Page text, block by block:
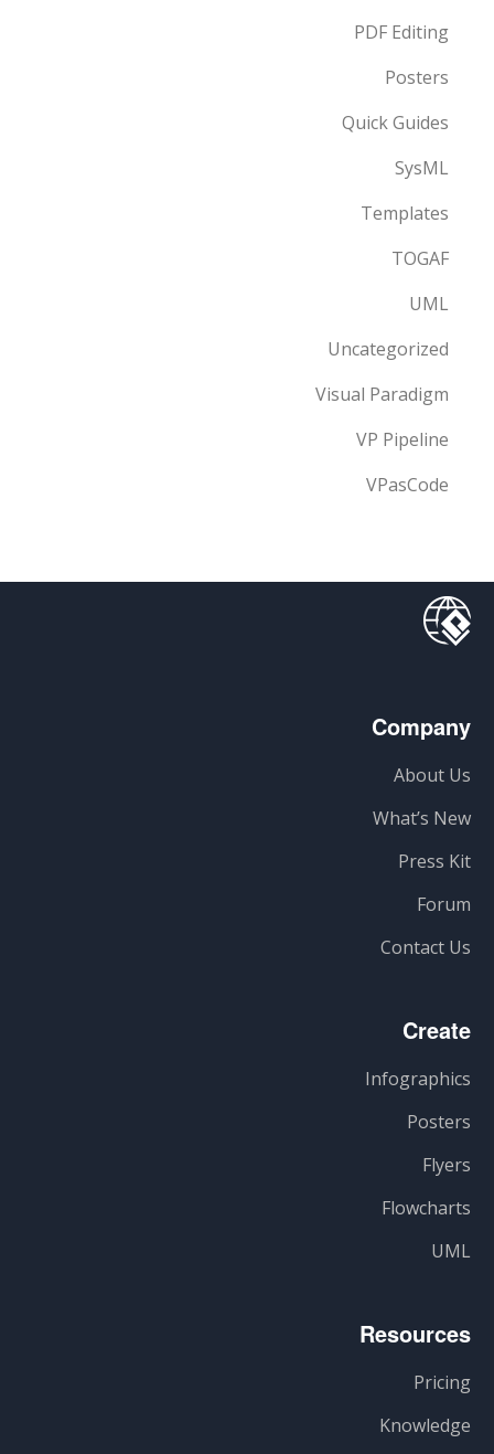
PDF Editing
Posters
Quick Guides
SysML
Templates
TOGAF
UML
Uncategorized
Visual Paradigm
VP Pipeline
VPasCode
Company
About Us
What’s New
Press Kit
Forum
Contact Us
Create
Infographics
Posters
Flyers
Flowcharts
UML
Resources
Pricing
Knowledge